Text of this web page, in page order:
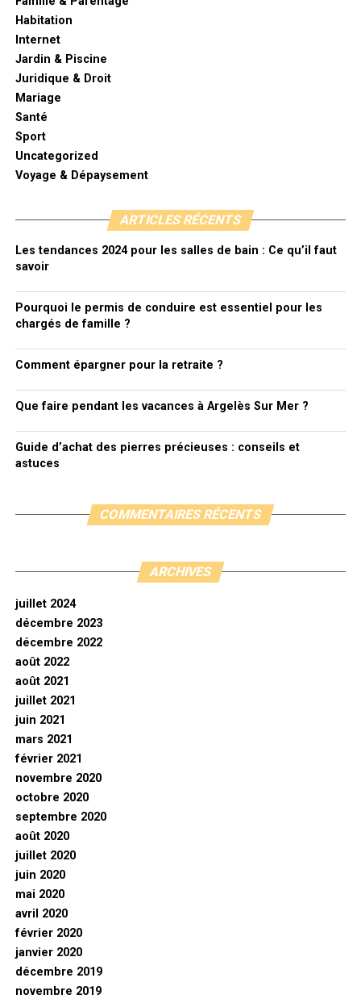
Habitation
Internet
Jardin & Piscine
Juridique & Droit
Mariage
Santé
Sport
Uncategorized
Voyage & Dépaysement
ARTICLES RÉCENTS
Les tendances 2024 pour les salles de bain : Ce qu’il faut
savoir
Pourquoi le permis de conduire est essentiel pour les
chargés de famille ?
Comment épargner pour la retraite ?
Que faire pendant les vacances à Argelès Sur Mer ?
Guide d’achat des pierres précieuses : conseils et
astuces
COMMENTAIRES RÉCENTS
ARCHIVES
juillet 2024
décembre 2023
décembre 2022
août 2022
août 2021
juillet 2021
juin 2021
mars 2021
février 2021
novembre 2020
octobre 2020
septembre 2020
août 2020
juillet 2020
juin 2020
mai 2020
avril 2020
février 2020
janvier 2020
décembre 2019
novembre 2019